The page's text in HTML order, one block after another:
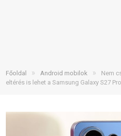
Főoldal » Android mobilok »
Nem
eltérés is lehet a Samsung Galaxy S27